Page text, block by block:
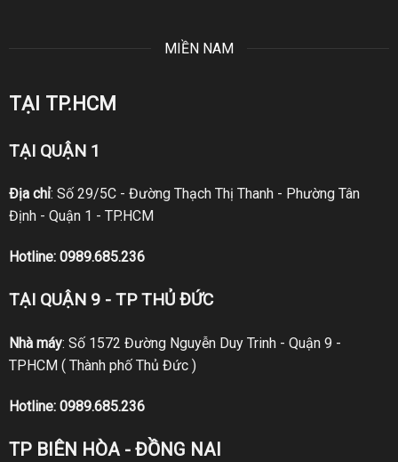
MIỀN NAM
TẠI TP.HCM
TẠI QUẬN 1
Địa chỉ: Số 29/5C - Đường Thạch Thị Thanh - Phường Tân
Định - Quận 1 - TP.HCM
Hotline: 0989.685.236
TẠI QUẬN 9 - TP THỦ ĐỨC
Nhà máy: Số 1572 Đường Nguyễn Duy Trinh - Quận 9 -
TPHCM ( Thành phố Thủ Đức )
Hotline: 0989.685.236
TP BIÊN HÒA - ĐỒNG NAI